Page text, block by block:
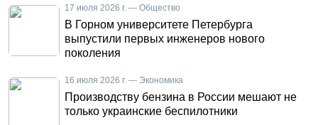
17 июля 2026 г. — Общество
В Горном университете Петербурга
выпустили первых инженеров нового
поколения
16 июля 2026 г. — Экономика
Производству бензина в России мешают не
только украинские беспилотники